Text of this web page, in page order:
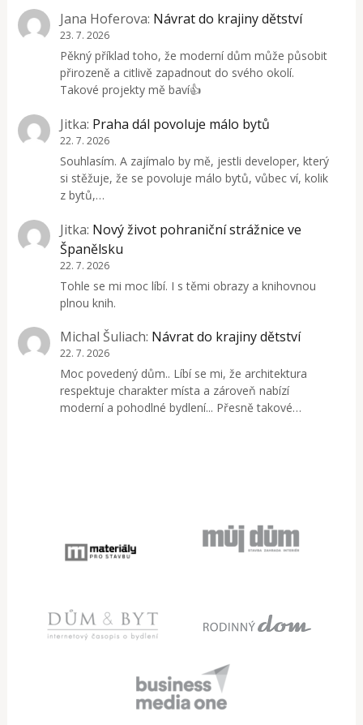
Jana Hoferova: Návrat do krajiny dětství
23. 7. 2026
Pěkný příklad toho, že moderní dům může působit
přirozeně a citlivě zapadnout do svého okolí.
Takové projekty mě baví👍
Jitka: Praha dál povoluje málo bytů
22. 7. 2026
Souhlasím. A zajímalo by mě, jestli developer, který
si stěžuje, že se povoluje málo bytů, vůbec ví, kolik
z bytů,…
Jitka: Nový život pohraniční strážnice ve
Španělsku
22. 7. 2026
Tohle se mi moc líbí. I s těmi obrazy a knihovnou
plnou knih.
Michal Šuliach: Návrat do krajiny dětství
22. 7. 2026
Moc povedený dům.. Líbí se mi, že architektura
respektuje charakter místa a zároveň nabízí
moderní a pohodlné bydlení... Přesně takové…